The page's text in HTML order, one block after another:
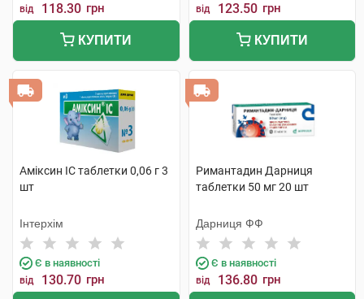
від 118.30 грн
КУПИТИ
від 123.50 грн
КУПИТИ
Аміксин IC таблетки 0,06 г 3
шт
Інтерхім
Є в наявності
від 130.70 грн
Римантадин Дарниця
таблетки 50 мг 20 шт
Дарниця ФФ
Є в наявності
від 136.80 грн